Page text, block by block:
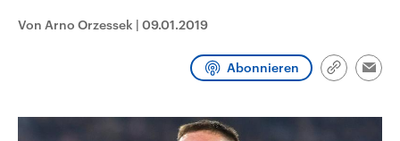
und Hintergründe zu den Parteien
und Kandidaten der anstehenden
Sendungen Programm
Von Arno Orzessek | 09.01.2019
Abonnieren
Link